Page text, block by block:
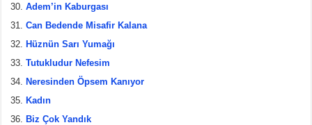
Adem’in Kaburgası
Can Bedende Misafir Kalana
Hüznün Sarı Yumağı
Tutukludur Nefesim
Neresinden Öpsem Kanıyor
Kadın
Biz Çok Yandık